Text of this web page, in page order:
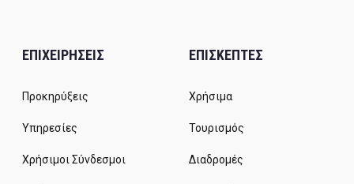
ΕΠΙΧΕΙΡΗΣΕΙΣ
Προκηρύξεις
Υπηρεσίες
Χρήσιμοι Σύνδεσμοι
ΕΠΙΣΚΕΠΤΕΣ
Χρήσιμα
Τουρισμός
Διαδρομές